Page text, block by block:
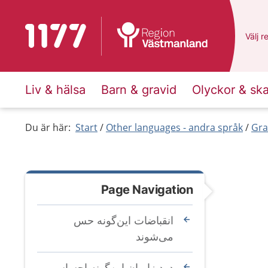
To start page for 1177 Du
Välj
Liv & hälsa Barn & gravid Olyckor &
Du är här: Start Other languages - andra språk
Page Navigation
انقباضات این‌گونه حس
می‌شوند